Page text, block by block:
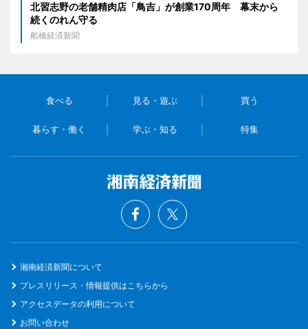
北習志野の老舗精肉店「鳥吉」が創業170周年 幕末から
続くのれん守る
船橋経済新聞
食べる 見る・遊ぶ 買う
暮らす・働く 学ぶ・知る 特集
湘南経済新聞について
プレスリリース・情報提供はこちらから
アクセスデータの利用について
お問い合わせ